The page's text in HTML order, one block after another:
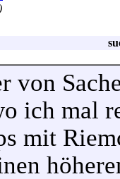
von
ich mal
mit